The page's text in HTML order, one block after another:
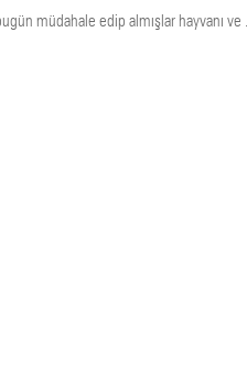
müdahale edip almışlar hayvanı ve ...